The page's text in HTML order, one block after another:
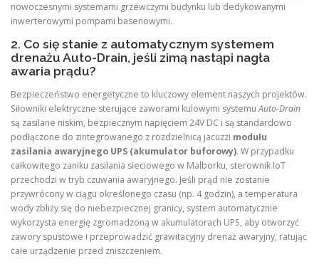
nowoczesnymi systemami grzewczymi budynku lub dedykowanymi
inwerterowymi pompami basenowymi.
2. Co się stanie z automatycznym systemem
drenażu Auto-Drain, jeśli zimą nastąpi nagła
awaria prądu?
Bezpieczeństwo energetyczne to kluczowy element naszych projektów.
Siłowniki elektryczne sterujące zaworami kulowymi systemuAuto-Drain
są zasilane niskim, bezpiecznym napięciem 24V DC i są standardowo
podłączone do zintegrowanego z rozdzielnicą jacuzzi modułu
zasilania awaryjnego UPS (akumulator buforowy). W przypadku
całkowitego zaniku zasilania sieciowego w Malborku, sterownik IoT
przechodzi w tryb czuwania awaryjnego. Jeśli prąd nie zostanie
przywrócony w ciągu określonego czasu (np. 4 godzin), a temperatura
wody zbliży się do niebezpiecznej granicy, system automatycznie
wykorzysta energię zgromadzoną w akumulatorach UPS, aby otworzyć
zawory spustowe i przeprowadzić grawitacyjny drenaż awaryjny, ratując
całe urządzenie przed zniszczeniem.